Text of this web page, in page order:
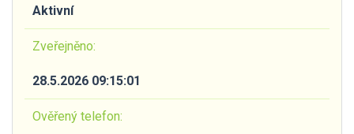
Aktivní
Zveřejněno:
28.5.2026 09:15:01
Ověřený telefon: